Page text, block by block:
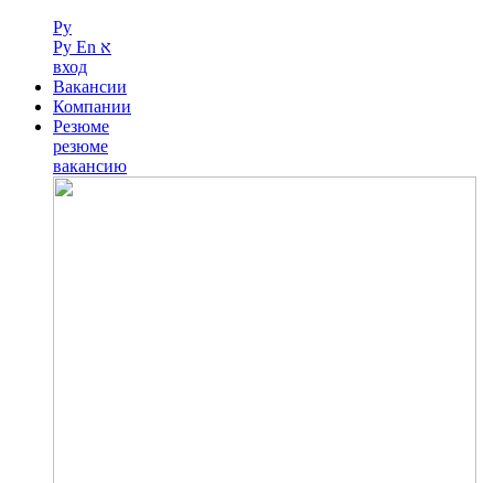
Ру
Ру En א
вход
Вакансии
Компании
Резюме
резюме
вакансию